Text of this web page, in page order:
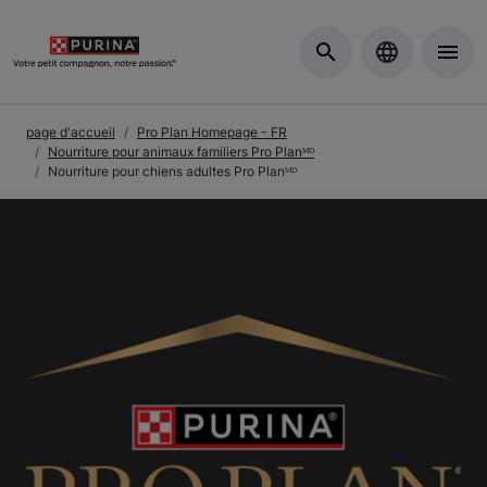
page d'accueil
Pro Plan Homepage - FR
Nourriture pour animaux familiers Pro Planᴹᴰ
Nourriture pour chiens adultes Pro Planᴹᴰ